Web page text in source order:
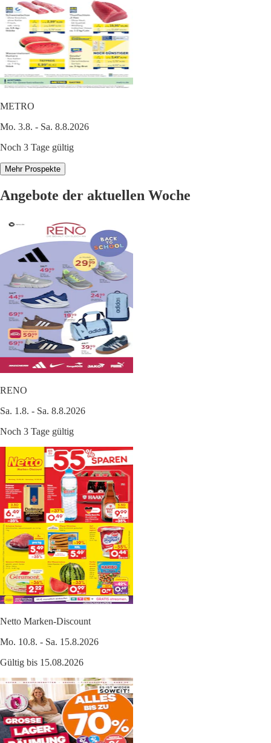
METRO
Mo. 3.8. - Sa. 8.8.2026
Noch 3 Tage gültig
Mehr Prospekte
Angebote der aktuellen Woche
RENO
Sa. 1.8. - Sa. 8.8.2026
Noch 3 Tage gültig
Netto Marken-Discount
Mo. 10.8. - Sa. 15.8.2026
Gültig bis 15.08.2026